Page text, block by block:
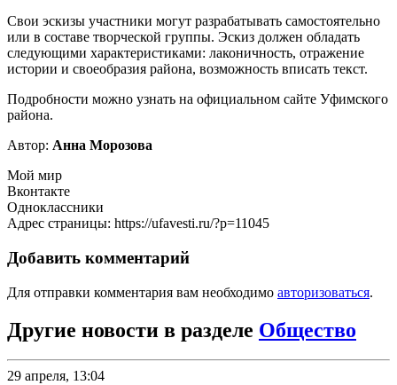
Свои эскизы участники могут разрабатывать самостоятельно
или в составе творческой группы. Эскиз должен обладать
следующими характеристиками: лаконичность, отражение
истории и своеобразия района, возможность вписать текст.
Подробности можно узнать на официальном сайте Уфимского
района.
Автор: Анна Морозова
Мой мир
Вконтакте
Одноклассники
Адрес страницы: https://ufavesti.ru/?p=11045
Добавить комментарий
Для отправки комментария вам необходимо авторизоваться.
Другие новости в разделе Общество
29 апреля, 13:04